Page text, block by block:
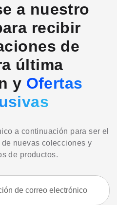
a nuestro
recibir
de
última
y Ofertas
a continuación para ser el
nuevas colecciones y
de productos.